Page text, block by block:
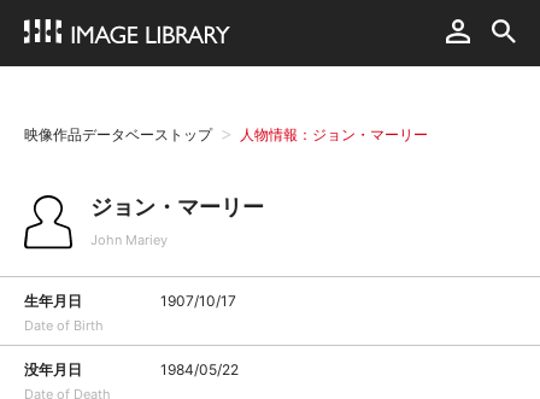
映像作品データベーストップ 人物情報：ジョン・マーリー
ジョン・マーリー
John Mariey
生年月日
Date of Birth
1907/10/17
没年月日
Date of Death
1984/05/22